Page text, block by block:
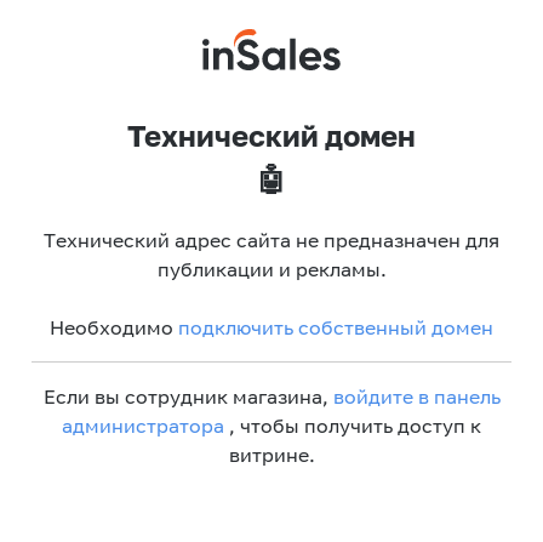
Технический домен
🤖
Технический адрес сайта не предназначен для
публикации и рекламы.
Необходимо подключить собственный домен
Если вы сотрудник магазина, войдите в панель
администратора , чтобы получить доступ к
витрине.